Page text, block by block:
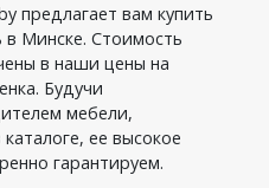
предлагает вам купить
в Минске. Стоимость
в наши цены на
Будучи
мебели,
ее высокое
гарантируем.